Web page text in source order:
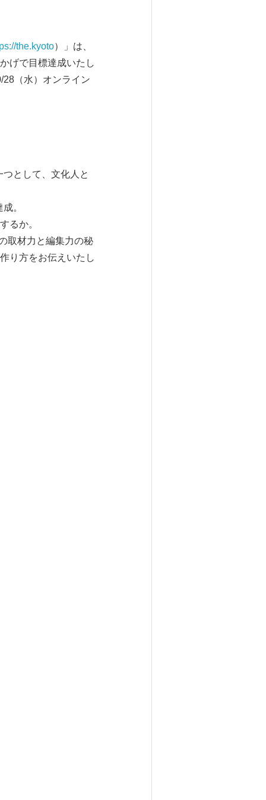
the.kyoto）」は、
げで目標達成いたし
（水）オンライン
として、文化人と
。
るか。
取材力と編集力の秘
り方をお伝えいたし